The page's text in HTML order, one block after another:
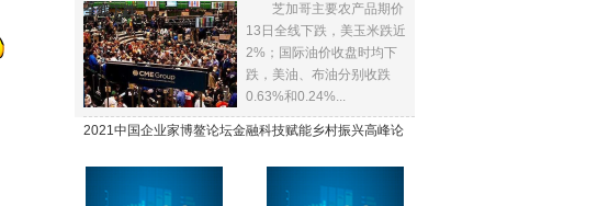
全线下跌
芝加哥主要农产品期价
13日全线下跌，美玉米跌近
2%；国际油价收盘时均下
跌，美油、布油分别收跌
0.63%和0.24%...
2021中国企业家博鳌论坛金融科技赋能乡村振兴高峰论